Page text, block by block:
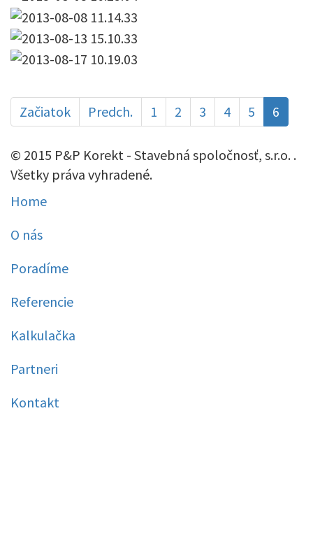
Začiatok Predch. 1 2 3 4 5 6
© 2015 P&P Korekt - Stavebná spoločnosť, s.r.o. .
Všetky práva vyhradené.
Home
O nás
Poradíme
Referencie
Kalkulačka
Partneri
Kontakt